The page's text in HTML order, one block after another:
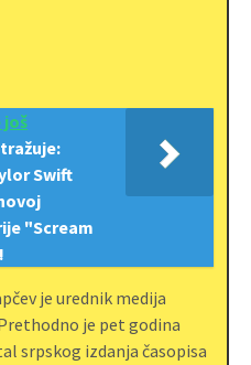
još
Swift
"Scream
je urednik medija
je pet godina
srpskog izdanja časopisa